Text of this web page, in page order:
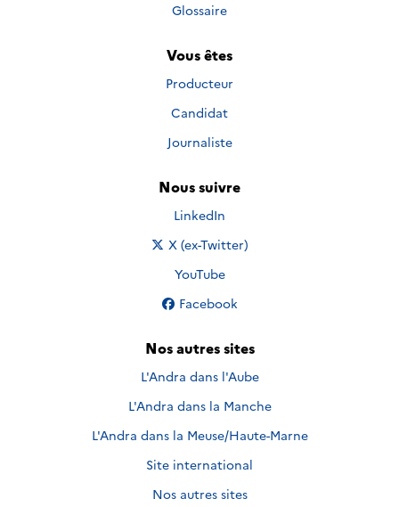
Glossaire
Vous êtes
Producteur
Candidat
Journaliste
Nous suivre
Nous suivre sur
LinkedIn
Nous suivre sur
X (ex-Twitter)
Nous suivre sur
YouTube
Nous suivre sur
Facebook
Nos autres sites
L'Andra dans l'Aube
L'Andra dans la Manche
L'Andra dans la Meuse/Haute-Marne
Site international
Nos autres sites